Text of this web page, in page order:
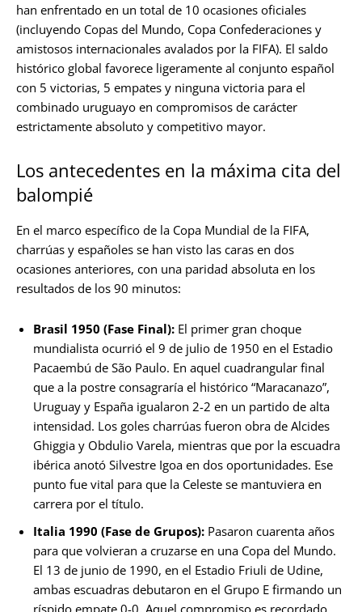
han enfrentado en un total de 10 ocasiones oficiales
(incluyendo Copas del Mundo, Copa Confederaciones y
amistosos internacionales avalados por la FIFA). El saldo
histórico global favorece ligeramente al conjunto español
con 5 victorias, 5 empates y ninguna victoria para el
combinado uruguayo en compromisos de carácter
estrictamente absoluto y competitivo mayor.
Los antecedentes en la máxima cita del
balompié
En el marco específico de la Copa Mundial de la FIFA,
charrúas y españoles se han visto las caras en dos
ocasiones anteriores, con una paridad absoluta en los
resultados de los 90 minutos:
Brasil 1950 (Fase Final): El primer gran choque
mundialista ocurrió el 9 de julio de 1950 en el Estadio
Pacaembú de São Paulo. En aquel cuadrangular final
que a la postre consagraría el histórico “Maracanazo”,
Uruguay y España igualaron 2-2 en un partido de alta
intensidad. Los goles charrúas fueron obra de Alcides
Ghiggia y Obdulio Varela, mientras que por la escuadra
ibérica anotó Silvestre Igoa en dos oportunidades. Ese
punto fue vital para que la Celeste se mantuviera en
carrera por el título.
Italia 1990 (Fase de Grupos): Pasaron cuarenta años
para que volvieran a cruzarse en una Copa del Mundo.
El 13 de junio de 1990, en el Estadio Friuli de Udine,
ambas escuadras debutaron en el Grupo E firmando un